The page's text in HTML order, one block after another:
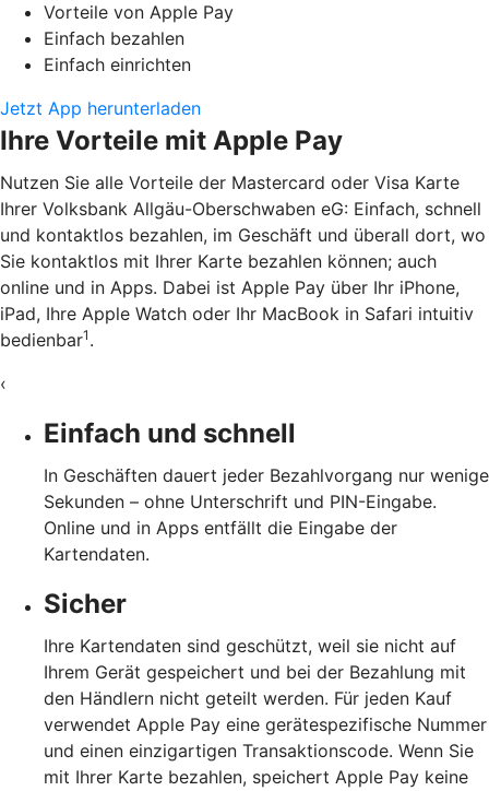
Vorteile von Apple Pay
Einfach bezahlen
Einfach einrichten
Jetzt App herunterladen
Ihre Vorteile mit Apple Pay
Nutzen Sie alle Vorteile der Mastercard oder Visa Karte
Ihrer Volksbank Allgäu-Oberschwaben eG: Einfach, schnell
und kontaktlos bezahlen, im Geschäft und überall dort, wo
Sie kontaktlos mit Ihrer Karte bezahlen können; auch
online und in Apps. Dabei ist Apple Pay über Ihr iPhone,
iPad, Ihre Apple Watch oder Ihr MacBook in Safari intuitiv
bedienbar1 .
‹
Einfach und schnell
In Geschäften dauert jeder Bezahlvorgang nur wenige
Sekunden – ohne Unterschrift und PIN-Eingabe.
Online und in Apps entfällt die Eingabe der
Kartendaten.
Sicher
Ihre Kartendaten sind geschützt, weil sie nicht auf
Ihrem Gerät gespeichert und bei der Bezahlung mit
den Händlern nicht geteilt werden. Für jeden Kauf
verwendet Apple Pay eine gerätespezifische Nummer
und einen einzigartigen Transaktionscode. Wenn Sie
mit Ihrer Karte bezahlen, speichert Apple Pay keine